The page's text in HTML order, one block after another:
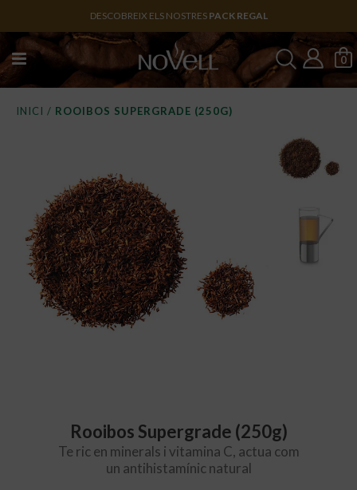
DESCOBREIX ELS NOSTRES PACK REGAL
0
INICI / ROOIBOS SUPERGRADE (250G)
Rooibos Supergrade (250g)
Te ric en minerals i vitamina C, actua com
un antihistamínic natural